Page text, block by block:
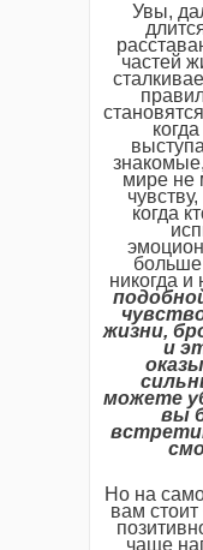
Увы,
частей
мире не
когда
больше
никогда
жизни,
и
можете
вы
Но на
вам
чаще